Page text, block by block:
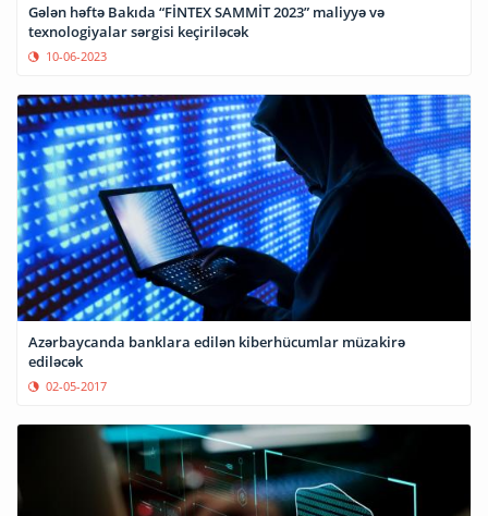
Gələn həftə Bakıda “FİNTEX SAMMİT 2023” maliyyə və
texnologiyalar sərgisi keçiriləcək
10-06-2023
Azərbaycanda banklara edilən kiberhücumlar müzakirə
ediləcək
02-05-2017